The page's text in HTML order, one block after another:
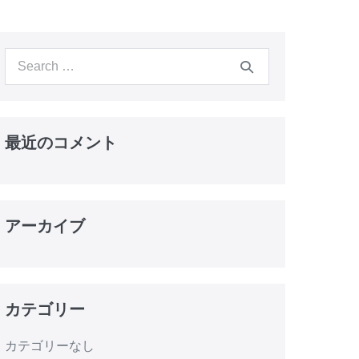
最近のコメント
アーカイブ
カテゴリー
カテゴリーなし